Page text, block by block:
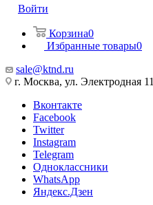
Войти
Корзина0
Избранные товары0
sale@ktnd.ru
г. Москва, ул. Электродная 11
Вконтакте
Facebook
Twitter
Instagram
Telegram
Одноклассники
WhatsApp
Яндекс.Дзен